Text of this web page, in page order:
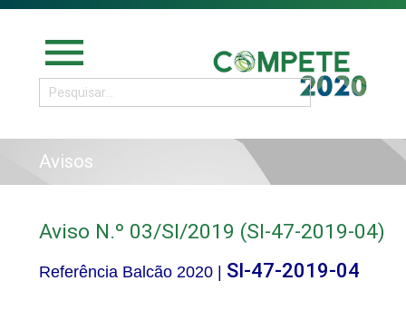
menu
Avisos
Aviso N.º 03/SI/2019 (SI-47-2019-04)
Referência Balcão 2020 | SI-47-2019-04